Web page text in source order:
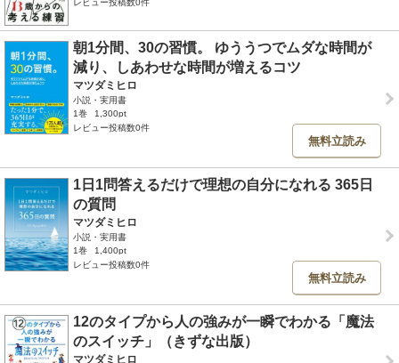
レビュー投稿数0件
朝1分間、30の習慣。 ゆううつでムダな時間が
減り、しあわせな時間が増えるコツ
マツダミヒロ
小説・実用書
1巻
1,300pt
レビュー投稿数0件
無料立読み
1日1問答えるだけで理想の自分になれる 365日
の質問
マツダミヒロ
小説・実用書
1巻
1,400pt
レビュー投稿数0件
無料立読み
12のタイプから人の強みが一瞬でわかる「魔法
のスイッチ」（きずな出版）
マツダミヒロ